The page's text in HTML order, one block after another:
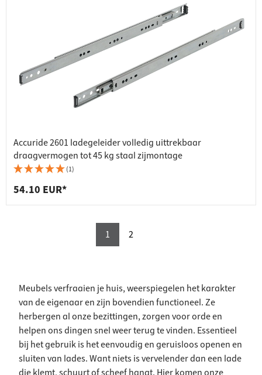
Accuride 2601 ladegeleider volledig uittrekbaar
draagvermogen tot 45 kg staal zijmontage
(1)
54.10 EUR*
1 2
Meubels verfraaien je huis, weerspiegelen het karakter
van de eigenaar en zijn bovendien functioneel. Ze
herbergen al onze bezittingen, zorgen voor orde en
helpen ons dingen snel weer terug te vinden. Essentieel
bij het gebruik is het eenvoudig en geruisloos openen en
sluiten van lades. Want niets is vervelender dan een lade